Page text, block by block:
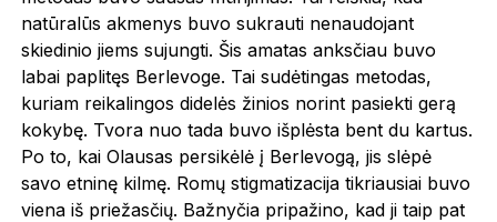
natūralūs akmenys buvo sukrauti nenaudojant
skiedinio jiems sujungti. Šis amatas anksčiau buvo
labai paplitęs Berlevoge. Tai sudėtingas metodas,
kuriam reikalingos didelės žinios norint pasiekti gerą
kokybę. Tvora nuo tada buvo išplėsta bent du kartus.
Po to, kai Olausas persikėlė į Berlevogą, jis slėpė
savo etninę kilmę. Romų stigmatizacija tikriausiai buvo
viena iš priežasčių. Bažnyčia pripažino, kad ji taip pat